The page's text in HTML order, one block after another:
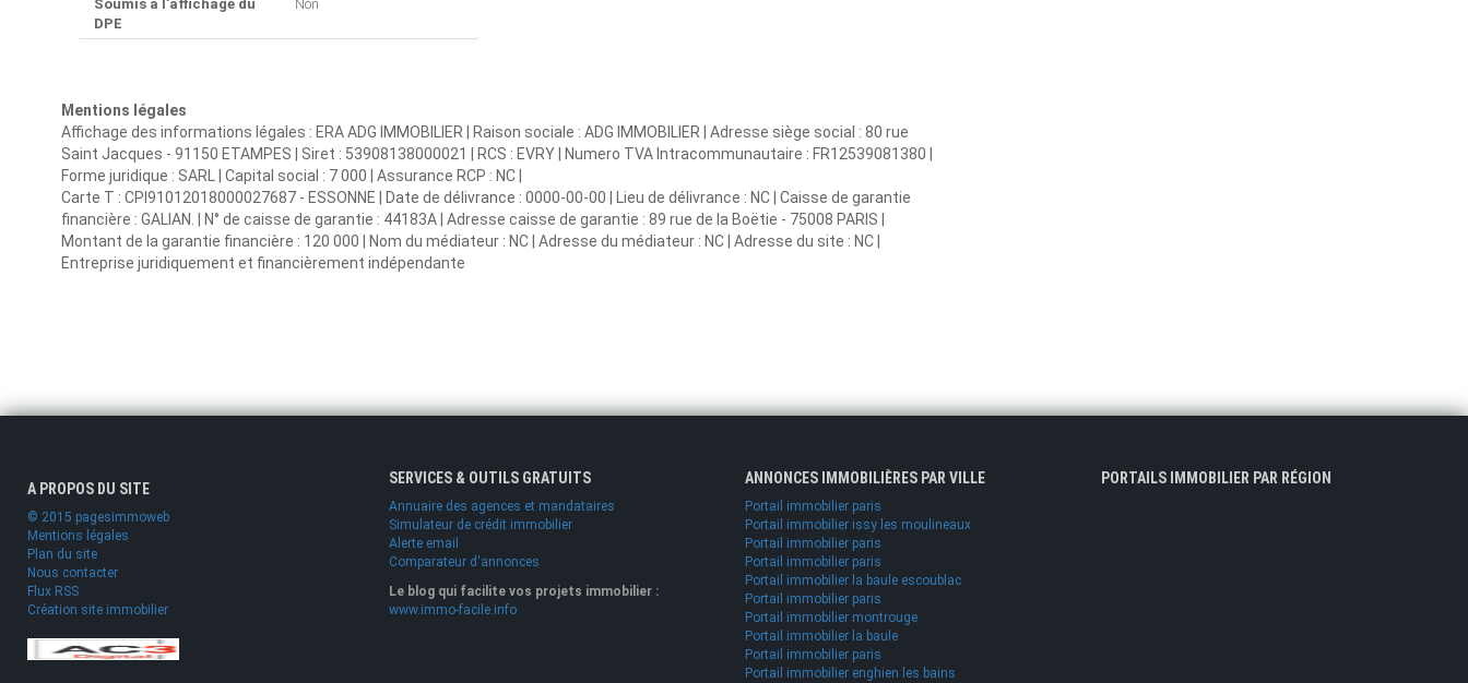
Soumis à l'affichage du
DPE
Non
Mentions légales
Affichage des informations légales : ERA ADG IMMOBILIER | Raison sociale : ADG IMMOBILIER | Adresse siège social : 80 rue
Saint Jacques - 91150 ETAMPES | Siret : 53908138000021 | RCS : EVRY | Numero TVA Intracommunautaire : FR12539081380 |
Forme juridique : SARL | Capital social : 7 000 | Assurance RCP : NC |
Carte T : CPI91012018000027687 - ESSONNE | Date de délivrance : 0000-00-00 | Lieu de délivrance : NC | Caisse de garantie
financière : GALIAN. | N° de caisse de garantie : 44183A | Adresse caisse de garantie : 89 rue de la Boëtie - 75008 PARIS |
Montant de la garantie financière : 120 000 | Nom du médiateur : NC | Adresse du médiateur : NC | Adresse du site : NC |
Entreprise juridiquement et financièrement indépendante
A PROPOS DU SITE
© 2015 pagesimmoweb
Mentions légales
Plan du site
Nous contacter
Flux RSS
Création site immobilier
SERVICES & OUTILS GRATUITS
Annuaire des agences et mandataires
Simulateur de crédit immobilier
Alerte email
Comparateur d'annonces
Le blog qui facilite vos projets immobilier :
www.immo-facile.info
ANNONCES IMMOBILIÈRES PAR VILLE
Portail immobilier paris
Portail immobilier issy les moulineaux
Portail immobilier paris
Portail immobilier paris
Portail immobilier la baule escoublac
Portail immobilier paris
Portail immobilier montrouge
Portail immobilier la baule
Portail immobilier paris
Portail immobilier enghien les bains
PORTAILS IMMOBILIER PAR RÉGION